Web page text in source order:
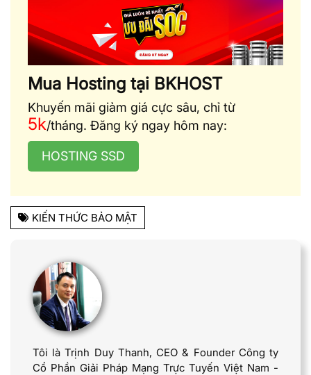
Mua Hosting tại BKHOST
Khuyến mãi giảm giá cực sâu, chỉ từ
5k/tháng. Đăng ký ngay hôm nay:
HOSTING SSD
KIẾN THỨC BẢO MẬT
Tôi là Trịnh Duy Thanh, CEO & Founder Công ty
Cổ Phần Giải Pháp Mạng Trực Tuyến Việt Nam -